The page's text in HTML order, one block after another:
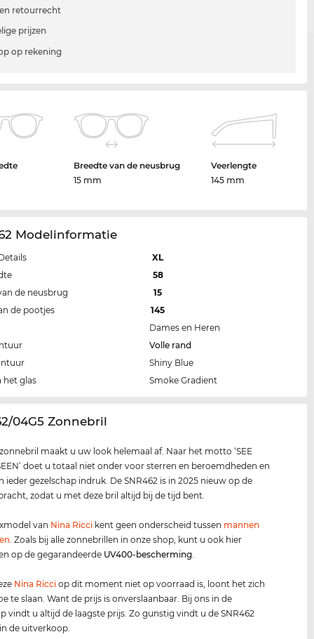
retourrecht
prijzen
op rekening
Breedte van de neusbrug
15 mm
Veerlengte
145 mm
Modelinformatie
XL
58
de neusbrug
15
de pootjes
145
Dames en Heren
Volle rand
Shiny Blue
het glas
Smoke Gradient
04G5 Zonnebril
maakt u uw look helemaal af. Naar het motto ‘SEE
doet u totaal niet onder voor sterren en beroemdheden en
ieder gezelschap indruk. De SNR462 is in 2025 nieuw op de
zodat u met deze bril altijd bij de tijd bent.
van Nina Ricci kent geen onderscheid tussen mannen
. Zoals bij alle zonnebrillen in onze shop, kunt u ook hier
op de gegarandeerde UV400-bescherming.
Nina Ricci op dit moment niet op voorraad is, loont het zich
te slaan. Want de prijs is onverslaanbaar. Bij ons in de
vindt u altijd de laagste prijs. Zo gunstig vindt u de SNR462
de uitverkoop.